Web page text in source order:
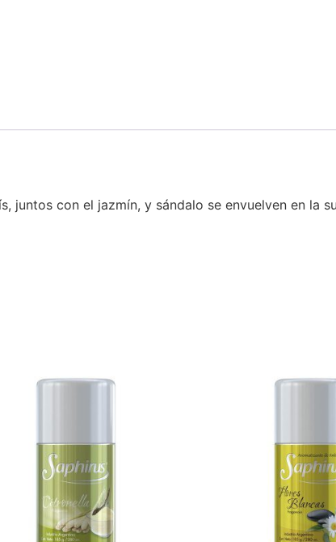
juntos con el jazmín, y sándalo se envuelven en la